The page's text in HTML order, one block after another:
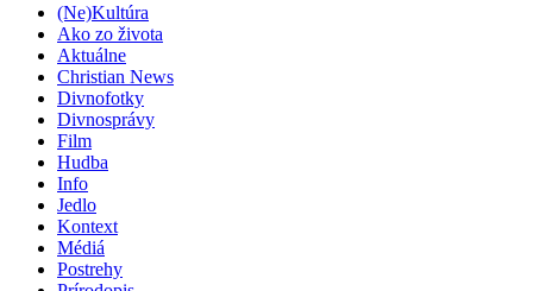
(Ne)Kultúra
Ako zo života
Aktuálne
Christian News
Divnofotky
Divnosprávy
Film
Hudba
Info
Jedlo
Kontext
Médiá
Postrehy